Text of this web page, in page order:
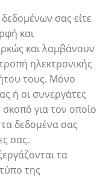
σας είτε
και
και λαμβάνουν
ηλεκτρονικής
τους. Μόνο
ή οι συνεργάτες
για τον οποίο
δεδομένα σας
σας.
τα
της